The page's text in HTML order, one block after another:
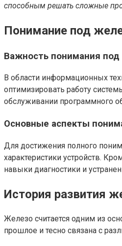
способным решать сложные
Понимание под
Важность понимания
В области информационных
оптимизировать работу
обслуживании программного
Основные аспекты
Для достижения полного
характеристики устройств.
навыки диагностики и
История развития
Железо считается одним из
прошлое и тесно связана с